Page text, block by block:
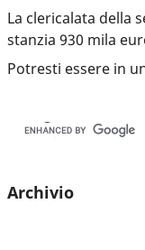
La clericalata della
stanzia 930 mila
Potresti essere in
Archivio